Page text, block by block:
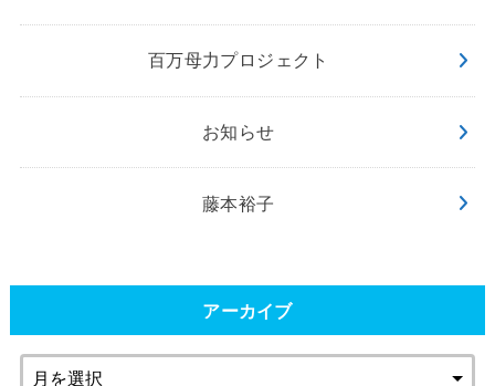
百万母力プロジェクト
お知らせ
藤本裕子
アーカイブ